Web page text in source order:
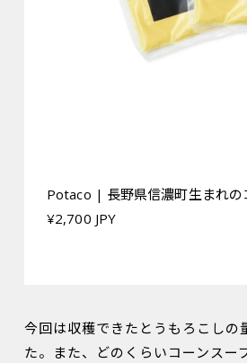
Potaco | 長野県信濃町生まれの
¥2,700 JPY
今回は収穫できたとうもろこし
た。また、どのくらいコーンス